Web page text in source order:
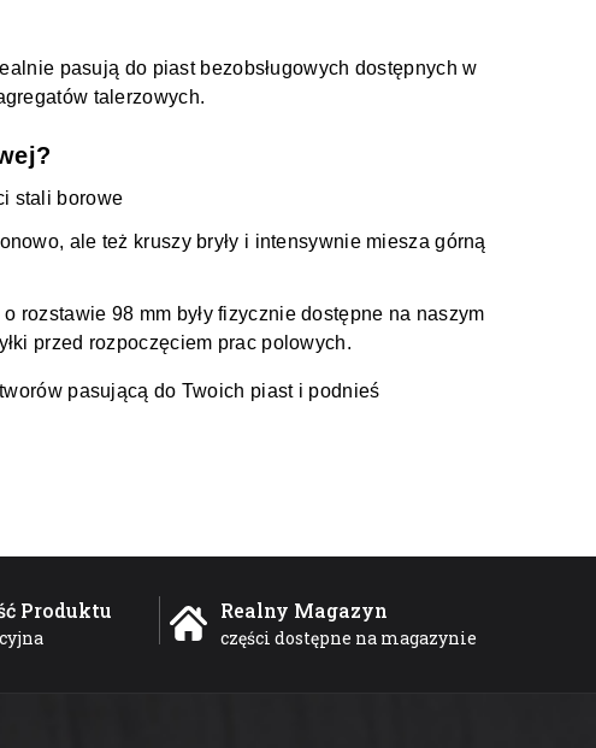
pasują do piast bezobsługowych dostępnych w
talerzowych.
stali borowe
ale też kruszy bryły i intensywnie miesza górną
rozstawie 98 mm były fizycznie dostępne na naszym
przed rozpoczęciem prac polowych.
pasującą do Twoich piast i podnieś
Produktu Realny Magazyn
części dostępne na magazynie